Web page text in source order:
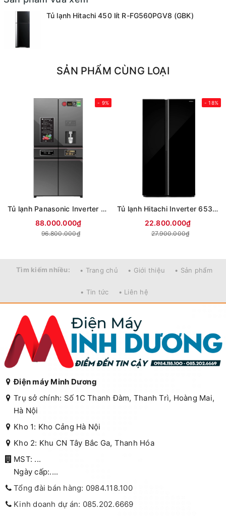
Tủ lạnh Hitachi 450 lít R-FG560PGV8 (GBK)
SẢN PHẨM CÙNG LOẠI
- 9%
Tủ lạnh Panasonic Inverter 650 lít PRIME+ Edition Multi Door NR-WY720ZMMV
88.000.000₫
96.800.000₫
- 18%
Tủ lạnh Hitachi Inverter 653 lít Side By Side HRSN9713ESAUVN (Mới 2026)
22.800.000₫
27.900.000₫
Tìm kiếm nhiều: • Trang chủ • Giới thiệu • Sản phẩm
• Tin tức • Liên hệ
Điện máy Minh Dương
Trụ sở chính: Số 1C Thanh Đàm, Thanh Trì, Hoàng Mai,
Hà Nội
Kho 1: Kho Cảng Hà Nội
Kho 2: Khu CN Tây Bắc Ga, Thanh Hóa
MST: ...
Ngày cấp:....
Tổng đài bán hàng: 0984.118.100
Kinh doanh dự án: 085.202.6669